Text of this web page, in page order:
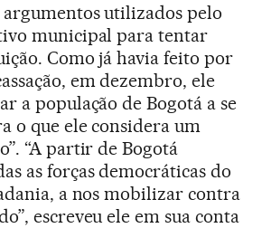
argumentos utilizados pelo
municipal para tentar
Como já havia feito por
em dezembro, ele
a população de Bogotá a se
o que ele considera um
“A partir de Bogotá
as forças democráticas do
a nos mobilizar contra
escreveu ele em sua conta